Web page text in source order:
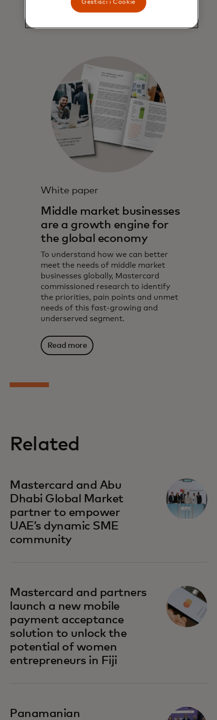
White paper
Middle market businesses
are a growth engine for
the global economy
To understand how we can better
meet the needs of middle market
businesses globally, Mastercard
commissioned research to identify
the priorities, pain points and unmet
needs of this fast-growing and
underserved segment.
Read more
Related
Mastercard and Abu
Dhabi Global Market
partner to empower
UAE’s dynamic SME
community
si apre in una nuova scheda
Mastercard and partners
launch a new mobile
payment acceptance
solution to unlock the
potential of women
entrepreneurs in Fiji
si apre in una nuova scheda
Panamanian
si apre in una nuova scheda
Gestisci i Cookie